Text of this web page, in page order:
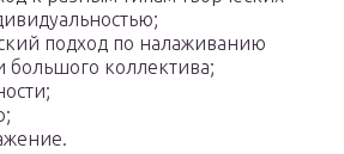
подход по налаживанию
коллектива;